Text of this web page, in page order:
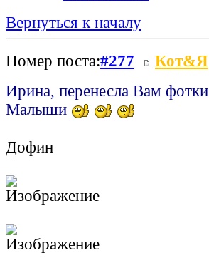
Вернуться к началу
Номер поста:#277 Кот&Я
Ирина, перенесла Вам фотки
Малыши
Дофин